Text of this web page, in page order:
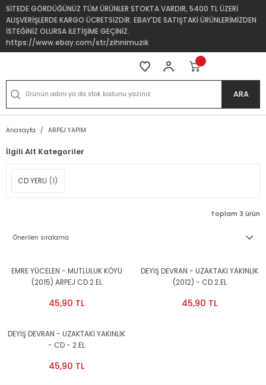
SİTEDE GÖRDÜĞÜNÜZ TÜM ÜRÜNLER STOKTA VARDIR, 5400 TL ÜZERİ
ALIŞVERİŞLERDE KARGO ÜCRETSİZDİR. EBAY'DE SATIŞTAKİ ÜRÜNLERİMİZDEN
İSTEĞİNİZ OLURSA İLETİŞİME GEÇİNİZ.
https://www.ebay.com/str/zihnimuzik
ARA
Anasayfa ARPEJ YAPIM
İlgili Alt Kategoriler
CD YERLİ (1)
Toplam 3 ürün
EMRE YÜCELEN - MUTLULUK KÖYÜ
(2015) ARPEJ CD 2.EL
45,90 TL
DEYİŞ DEVRAN - UZAKTAKİ YAKINLIK
(2012) - CD 2.EL
45,90 TL
DEYİŞ DEVRAN - UZAKTAKİ YAKINLIK
- CD - 2.EL
45,90 TL